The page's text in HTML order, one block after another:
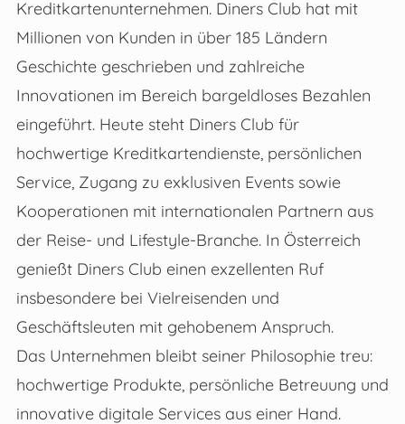
Kreditkartenunternehmen. Diners Club hat mit
Millionen von Kunden in über 185 Ländern
Geschichte geschrieben und zahlreiche
Innovationen im Bereich bargeldloses Bezahlen
eingeführt. Heute steht Diners Club für
hochwertige Kreditkartendienste, persönlichen
Service, Zugang zu exklusiven Events sowie
Kooperationen mit internationalen Partnern aus
der Reise- und Lifestyle-Branche. In Österreich
genießt Diners Club einen exzellenten Ruf
insbesondere bei Vielreisenden und
Geschäftsleuten mit gehobenem Anspruch.
Das Unternehmen bleibt seiner Philosophie treu:
hochwertige Produkte, persönliche Betreuung und
innovative digitale Services aus einer Hand.